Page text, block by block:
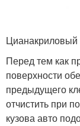
Цианакриловый
Перед тем как
поверхности
предыдущего
отчистить при
кузова авто